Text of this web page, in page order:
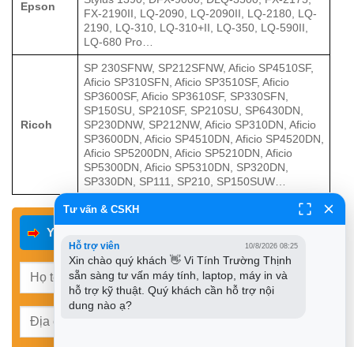
Epson
FX-2190II, LQ-2090, LQ-2090II, LQ-2180, LQ-
2190, LQ-310, LQ-310+II, LQ-350, LQ-590II,
LQ-680 Pro…
Ricoh
SP 230SFNW, SP212SFNW, Aficio SP4510SF,
Aficio SP310SFN, Aficio SP3510SF, Aficio
SP3600SF, Aficio SP3610SF, SP330SFN,
SP150SU, SP210SF, SP210SU, SP6430DN,
SP230DNW, SP212NW, Aficio SP310DN, Aficio
SP3600DN, Aficio SP4510DN, Aficio SP4520DN,
Aficio SP5200DN, Aficio SP5210DN, Aficio
SP5300DN, Aficio SP5310DN, SP320DN,
SP330DN, SP111, SP210, SP150SUW…
Yêu Cầu Dịch Vụ
Tư vấn & CSKH
Hỗ trợ viên 10/8/2026 08:25
Xin chào quý khách 👋 Vi Tính Trường Thịnh
sẵn sàng tư vấn máy tính, laptop, máy in và
hỗ trợ kỹ thuật. Quý khách cần hỗ trợ nội
dung nào ạ?